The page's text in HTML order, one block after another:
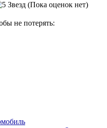
(Пока оценок нет)
не потерять: